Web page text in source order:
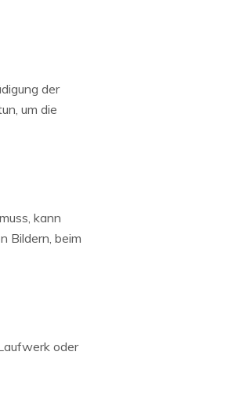
der
um die
kann
Bildern, beim
oder